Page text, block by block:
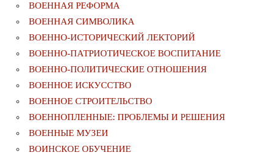
ВОЕННАЯ РЕФОРМА
ВОЕННАЯ СИМВОЛИКА
ВОЕННО-ИСТОРИЧЕСКИЙ ЛЕКТОРИЙ
ВОЕННО-ПАТРИОТИЧЕСКОЕ ВОСПИТАНИЕ
ВОЕННО-ПОЛИТИЧЕСКИE ОТНОШЕНИЯ
ВОЕННОЕ ИСКУССТВО
ВОЕННОЕ СТРОИТЕЛЬСТВО
ВОЕННОПЛЕННЫЕ: ПРОБЛЕМЫ И РЕШЕНИЯ
ВОЕННЫЕ МУЗЕИ
ВОИНСКОЕ ОБУЧЕНИЕ